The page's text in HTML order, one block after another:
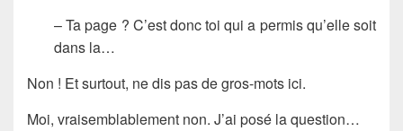
– Ta page ? C’est donc toi qui a permis qu’elle soit
dans la…
Non ! Et surtout, ne dis pas de gros-mots ici.
Moi, vraisemblablement non. J’ai posé la question…